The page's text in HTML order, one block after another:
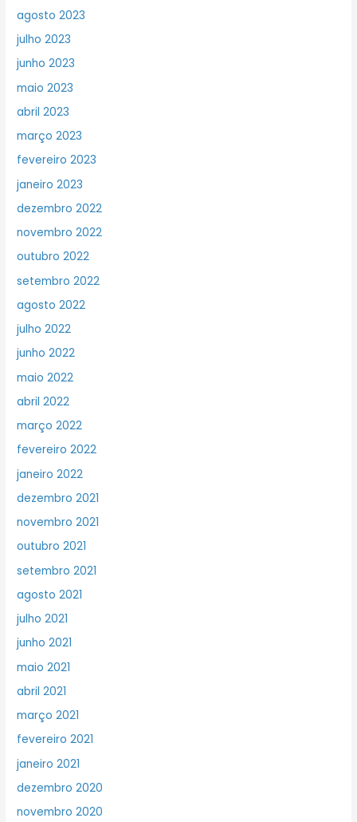
agosto 2023
julho 2023
junho 2023
maio 2023
abril 2023
março 2023
fevereiro 2023
janeiro 2023
dezembro 2022
novembro 2022
outubro 2022
setembro 2022
agosto 2022
julho 2022
junho 2022
maio 2022
abril 2022
março 2022
fevereiro 2022
janeiro 2022
dezembro 2021
novembro 2021
outubro 2021
setembro 2021
agosto 2021
julho 2021
junho 2021
maio 2021
abril 2021
março 2021
fevereiro 2021
janeiro 2021
dezembro 2020
novembro 2020